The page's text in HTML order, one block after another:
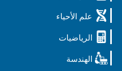
علم الأحياء
الرياضيات
الهندسة